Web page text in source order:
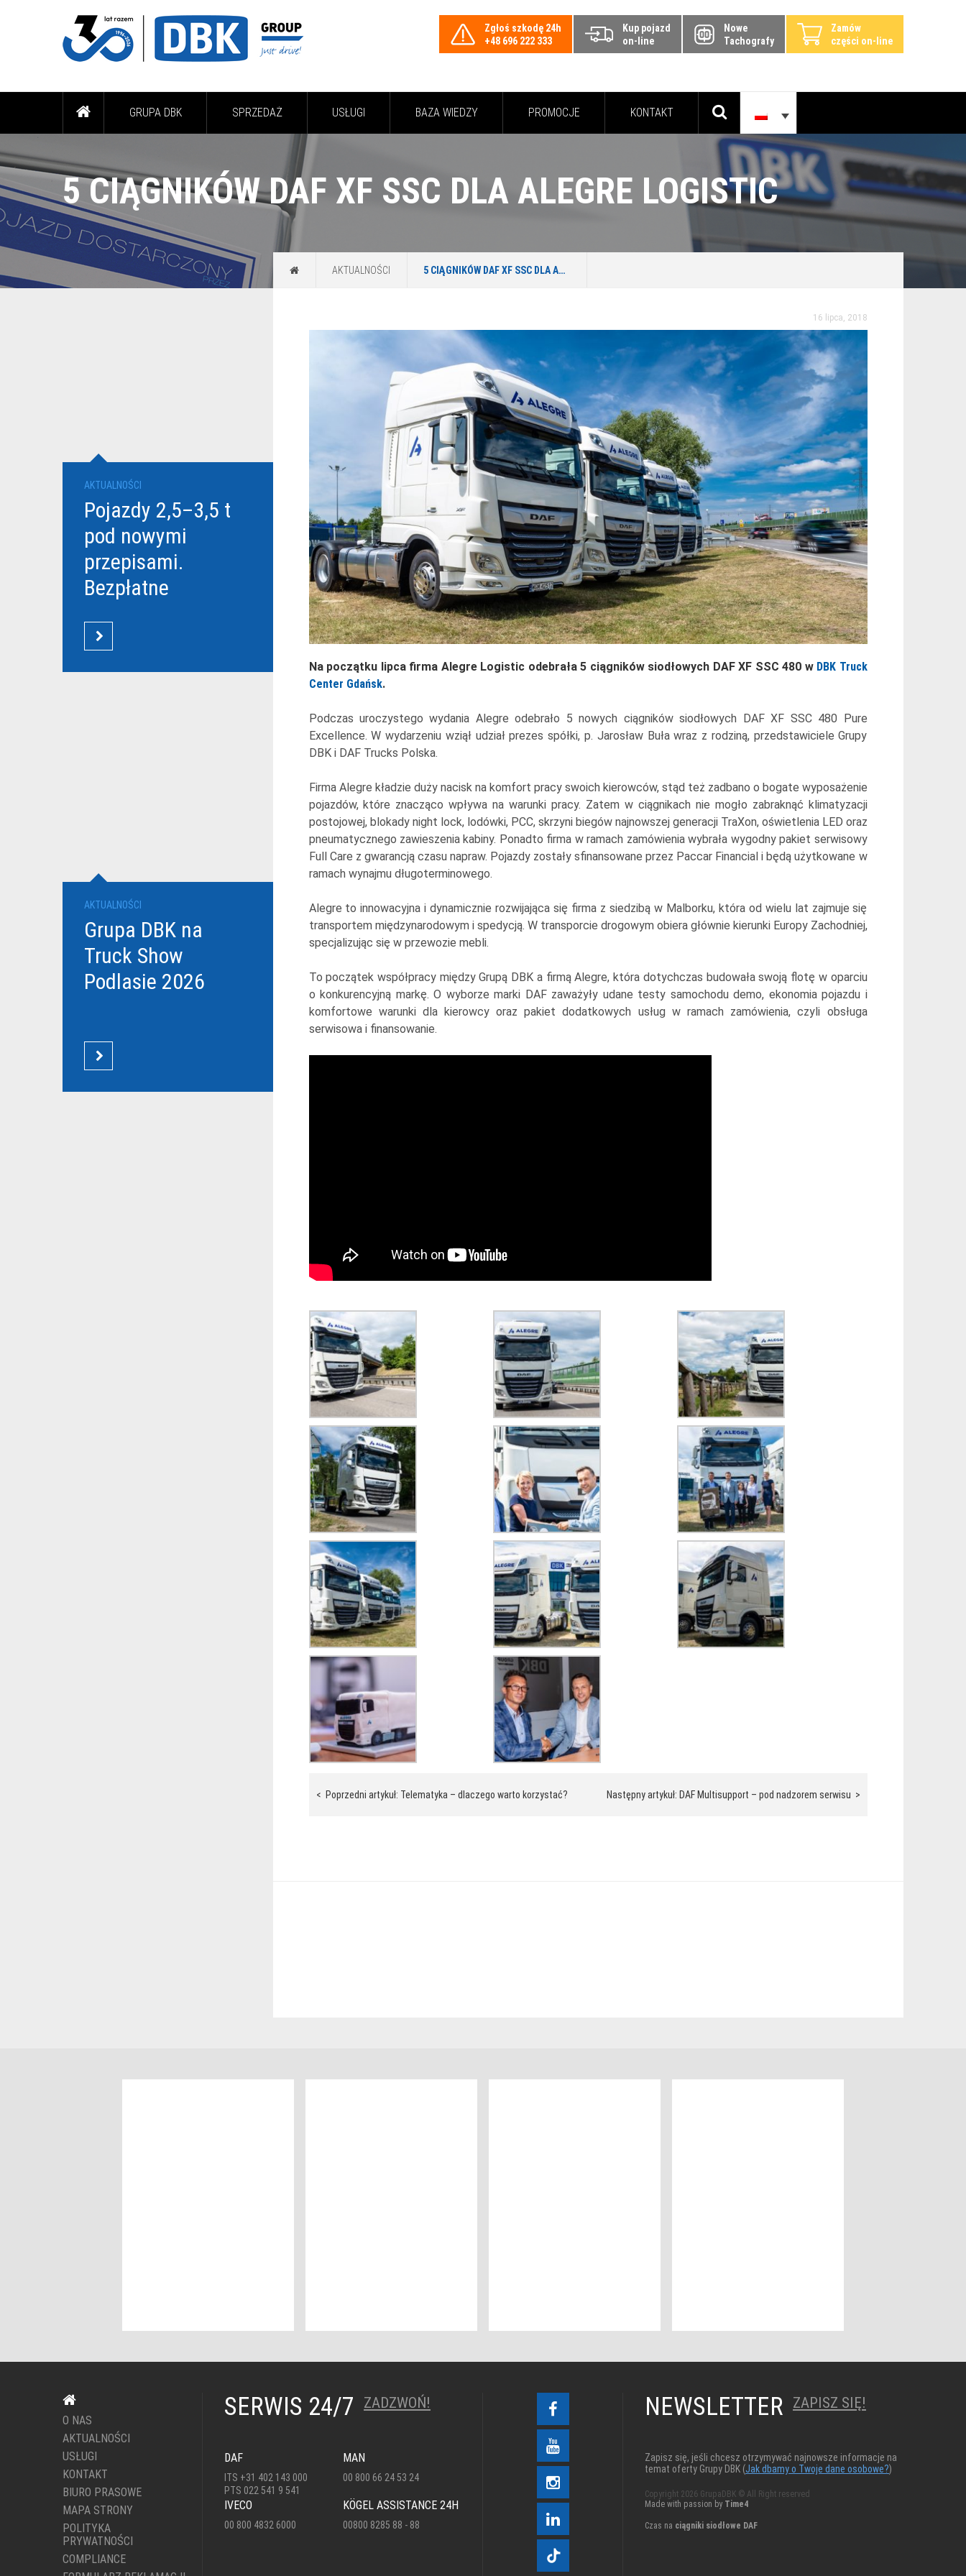
Zgłoś szkodę 24h
+48 696 222 333
Kup pojazd
on-line
Nowe
Tachografy
Zamów
części on-line
GRUPA DBK SPRZEDAŻ USŁUGI BAZA WIEDZY PROMOCJE KONTAKT
5 CIĄGNIKÓW DAF XF SSC DLA ALEGRE LOGISTIC
AKTUALNOŚCI
Pojazdy 2,5–3,5 t
pod nowymi
przepisami.
Bezpłatne
DBK dla
przewoźników
CZYTAJ WIĘCEJ
AKTUALNOŚCI
Grupa DBK na
Truck Show
Podlasie 2026
CZYTAJ WIĘCEJ
AKTUALNOŚCI 5 CIĄGNIKÓW DAF XF SSC DLA ALEGRE LOGISTIC
16 lipca, 2018
Na początku lipca firma Alegre Logistic odebrała 5 ciągników siodłowych DAF XF SSC 480 w DBK Truck
Center Gdańsk.
Podczas uroczystego wydania Alegre odebrało 5 nowych ciągników siodłowych DAF XF SSC 480 Pure
Excellence. W wydarzeniu wziął udział prezes spółki, p. Jarosław Buła wraz z rodziną, przedstawiciele Grupy
DBK i DAF Trucks Polska.
Firma Alegre kładzie duży nacisk na komfort pracy swoich kierowców, stąd też zadbano o bogate wyposażenie
pojazdów, które znacząco wpływa na warunki pracy. Zatem w ciągnikach nie mogło zabraknąć klimatyzacji
postojowej, blokady night lock, lodówki, PCC, skrzyni biegów najnowszej generacji TraXon, oświetlenia LED oraz
pneumatycznego zawieszenia kabiny. Ponadto firma w ramach zamówienia wybrała wygodny pakiet serwisowy
Full Care z gwarancją czasu napraw. Pojazdy zostały sfinansowane przez Paccar Financial i będą użytkowane w
ramach wynajmu długoterminowego.
Alegre to innowacyjna i dynamicznie rozwijająca się firma z siedzibą w Malborku, która od wielu lat zajmuje się
transportem międzynarodowym i spedycją. W transporcie drogowym obiera głównie kierunki Europy Zachodniej,
specjalizując się w przewozie mebli.
To początek współpracy między Grupą DBK a firmą Alegre, która dotychczas budowała swoją flotę w oparciu
o konkurencyjną markę. O wyborze marki DAF zaważyły udane testy samochodu demo, ekonomia pojazdu i
komfortowe warunki dla kierowcy oraz pakiet dodatkowych usług w ramach zamówienia, czyli obsługa
serwisowa i finansowanie.
Nawigacja
< Poprzedni artykuł: Telematyka – dlaczego warto korzystać? Następny artykuł: DAF Multisupport – pod nadzorem serwisu >
O NAS
AKTUALNOŚCI
USŁUGI
KONTAKT
BIURO PRASOWE
MAPA STRONY
POLITYKA
PRYWATNOŚCI
COMPLIANCE
SERWIS 24/7 ZADZWOŃ!
DAF
ITS +31 402 143 000
PTS 022 541 9 541
MAN
00 800 66 24 53 24
IVECO
00 800 4832 6000
KÖGEL ASSISTANCE 24H
00800 8285 88 - 88
NEWSLETTER ZAPISZ SIĘ!
Zapisz się, jeśli chcesz otrzymywać najnowsze informacje na
temat oferty Grupy DBK (Jak dbamy o Twoje dane osobowe?)
Copyright 2026 GrupaDBK © All Right reserved
Made with passion by Time4
Czas na ciągniki siodłowe DAF